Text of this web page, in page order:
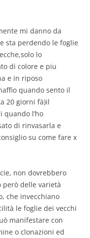
mi danno da
sta perdendo le foglie
lo
di colore e piu
e in riposo
quando sento il
20 giorni fà)il
quando l’ho
di rinvasarla e
su come fare x
non dovrebbero
però delle varietà
che invecchiano
le foglie dei vecchi
manifestare con
o clonazioni ed